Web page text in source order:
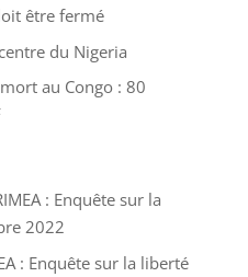
être fermé
du Nigeria
au Congo : 80
: Enquête sur la
2022
: Enquête sur la liberté